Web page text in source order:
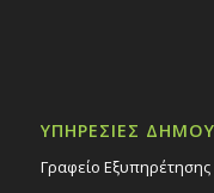
ΥΠΗΡΕΣΙΕΣ ΔΗΜΟΥ
Γραφείο